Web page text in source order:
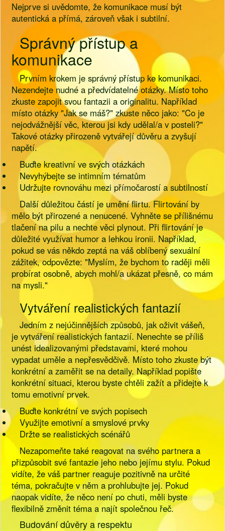
Nejprve si uvědomte, že komunikace musí být
autentická a přímá, zároveň však i subtilní.
Správný přístup a
komunikace
Prvním krokem je správný přístup ke komunikaci.
Nezendejte nudné a předvídatelné otázky. Místo toho
zkuste zapojit svou fantazii a originalitu. Například
místo otázky "Jak se máš?" zkuste něco jako: "Co je
nejodvážnější věc, kterou jsi kdy udělal/a v posteli?"
Takové otázky přirozeně vytvářejí důvěru a zvyšují
napětí.
Buďte kreativní ve svých otázkách
Nevyhýbejte se intimním tématům
Udržujte rovnováhu mezi přímočarostí a subtilností
Další důležitou částí je umění flirtu. Flirtování by
mělo být přirozené a nenucené. Vyhněte se přílišnému
tlačení na pilu a nechte věci plynout. Při flirtování je
důležité využívat humor a lehkou ironii. Například,
pokud se vás někdo zeptá na váš oblíbený sexuální
zážitek, odpovězte: "Myslím, že bychom to raději měli
probírat osobně, abych mohl/a ukázat přesně, co mám
na mysli."
Vytváření realistických fantazií
Jedním z nejúčinnějších způsobů, jak oživit vášeň,
je vytváření realistických fantazií. Nenechte se příliš
unést idealizovanými představami, které mohou
vypadat uměle a nepřesvědčivě. Místo toho zkuste být
konkrétní a zaměřit se na detaily. Například popište
konkrétní situaci, kterou byste chtěli zažít a přidejte k
tomu emotivní prvek.
Buďte konkrétní ve svých popisech
Využijte emotivní a smyslové prvky
Držte se realistických scénářů
Nezapomeňte také reagovat na svého partnera a
přizpůsobit své fantazie jeho nebo jejímu stylu. Pokud
vidíte, že váš partner reaguje pozitivně na určité
téma, pokračujte v něm a prohlubujte jej. Pokud
naopak vidíte, že něco není po chuti, měli byste
flexibilně změnit téma a najít společnou řeč.
Budování důvěry a respektu